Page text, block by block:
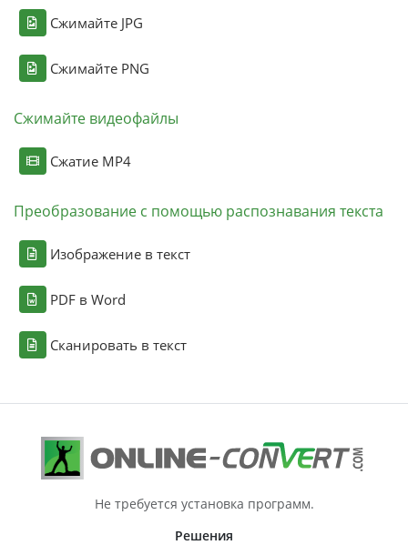
Сжимайте JPG
Сжимайте PNG
Сжимайте видеофайлы
Сжатие MP4
Преобразование с помощью распознавания текста
Изображение в текст
PDF в Word
Сканировать в текст
Не требуется установка программ.
Решения